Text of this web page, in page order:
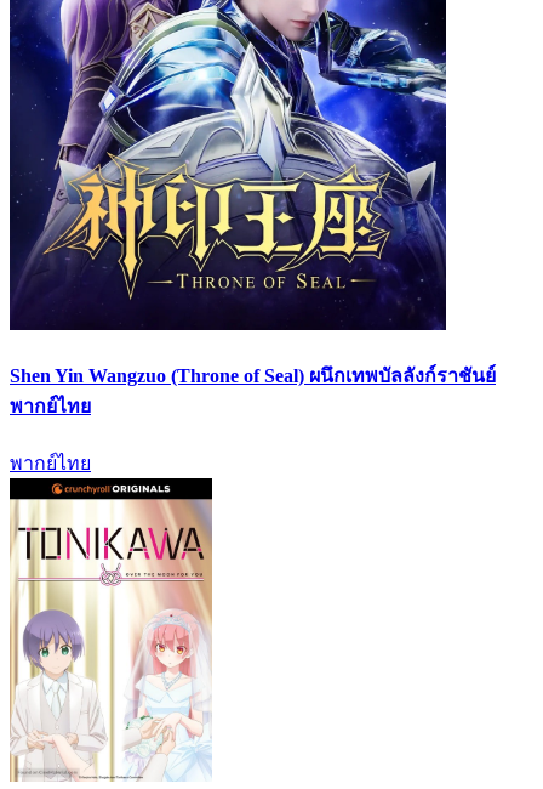
Shen Yin Wangzuo (Throne of Seal) ผนึกเทพบัลลังก์ราชันย์
พากย์ไทย
พากย์ไทย